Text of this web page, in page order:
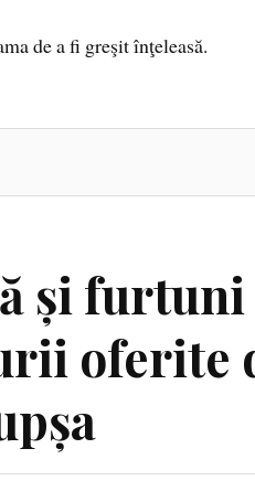
de a fi greşit înţeleasă.
și
oferite